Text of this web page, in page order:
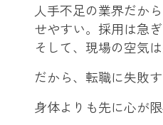
人手不足の業界だか
せやすい。採用は急ぎ
そして、現場の空気
だから、転職に失敗
身体よりも先に心が